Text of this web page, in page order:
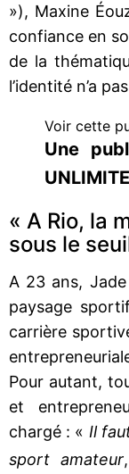
»), Maxine
confiance en
de la
l’identité n’a
Voir cette
Une
« A Rio, la
sous le
A 23 ans,
paysage
carrière
Pour autant,
et
chargé : « Il
sport amateur